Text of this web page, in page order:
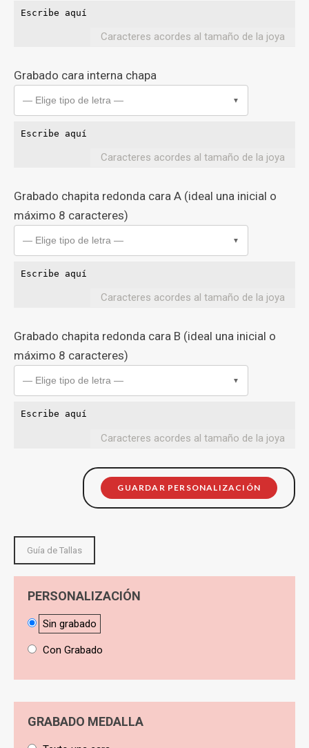
Caracteres acordes al tamaño de la joya
Grabado cara interna chapa
— Elige tipo de letra — ▼
Caracteres acordes al tamaño de la joya
Grabado chapita redonda cara A (ideal una inicial o
máximo 8 caracteres)
— Elige tipo de letra — ▼
Caracteres acordes al tamaño de la joya
Grabado chapita redonda cara B (ideal una inicial o
máximo 8 caracteres)
— Elige tipo de letra — ▼
Caracteres acordes al tamaño de la joya
GUARDAR PERSONALIZACIÓN
Guía de Tallas
PERSONALIZACIÓN
Sin grabado
Con Grabado
GRABADO MEDALLA